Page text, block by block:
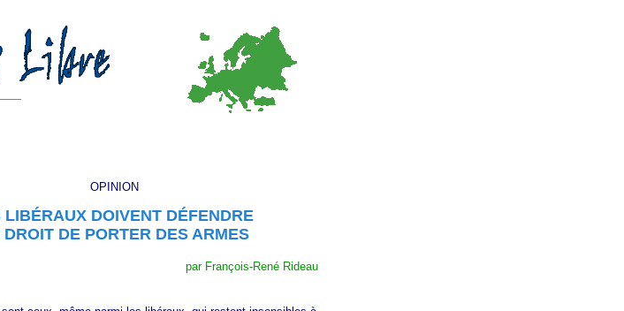
OPINION
LIBÉRAUX DOIVENT DÉFENDRE
DROIT DE PORTER DES ARMES
par François-René Rideau